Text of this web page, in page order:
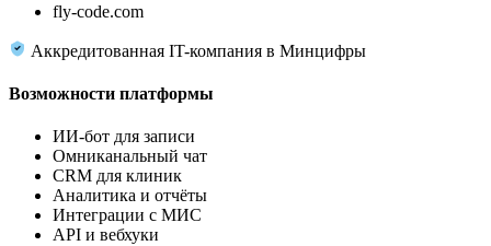
fly-code.com
Аккредитованная IT-компания в Минцифры
Возможности платформы
ИИ-бот для записи
Омниканальный чат
CRM для клиник
Аналитика и отчёты
Интеграции с МИС
API и вебхуки